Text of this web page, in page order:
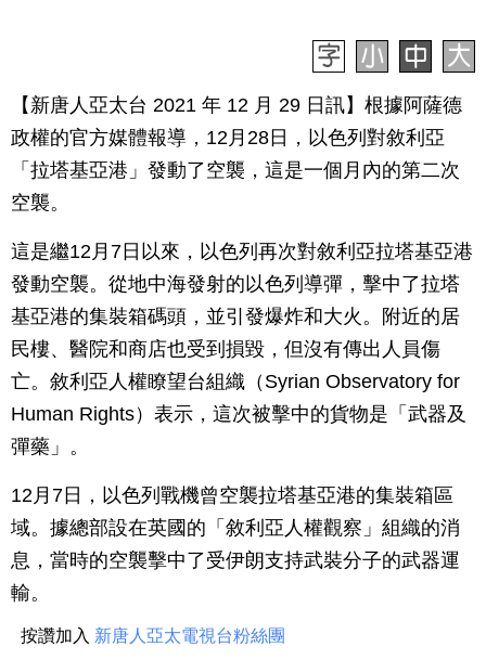
【新唐人亞太台 2021 年 12 月 29 日訊】根據阿薩德
政權的官方媒體報導，12月28日，以色列對敘利亞
「拉塔基亞港」發動了空襲，這是一個月內的第二次
空襲。
這是繼12月7日以來，以色列再次對敘利亞拉塔基亞港
發動空襲。從地中海發射的以色列導彈，擊中了拉塔
基亞港的集裝箱碼頭，並引發爆炸和大火。附近的居
民樓、醫院和商店也受到損毀，但沒有傳出人員傷
亡。敘利亞人權瞭望台組織（Syrian Observatory for
Human Rights）表示，這次被擊中的貨物是「武器及
彈藥」。
12月7日，以色列戰機曾空襲拉塔基亞港的集裝箱區
域。據總部設在英國的「敘利亞人權觀察」組織的消
息，當時的空襲擊中了受伊朗支持武裝分子的武器運
輸。
按讚加入 新唐人亞太電視台粉絲團